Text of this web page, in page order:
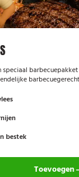
speciaal
feest, familiedag of
bestek
Toevoegen